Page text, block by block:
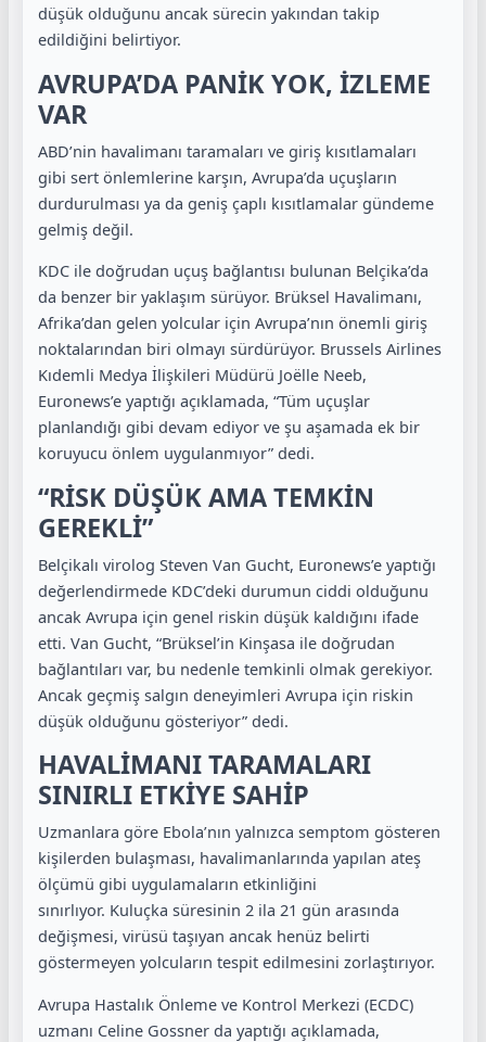
düşük olduğunu ancak sürecin yakından takip
edildiğini belirtiyor.
AVRUPA’DA PANİK YOK, İZLEME
VAR
ABD’nin havalimanı taramaları ve giriş kısıtlamaları
gibi sert önlemlerine karşın, Avrupa’da uçuşların
durdurulması ya da geniş çaplı kısıtlamalar gündeme
gelmiş değil.
KDC ile doğrudan uçuş bağlantısı bulunan Belçika’da
da benzer bir yaklaşım sürüyor. Brüksel Havalimanı,
Afrika’dan gelen yolcular için Avrupa’nın önemli giriş
noktalarından biri olmayı sürdürüyor. Brussels Airlines
Kıdemli Medya İlişkileri Müdürü Joëlle Neeb,
Euronews’e yaptığı açıklamada, “Tüm uçuşlar
planlandığı gibi devam ediyor ve şu aşamada ek bir
koruyucu önlem uygulanmıyor” dedi.
“RİSK DÜŞÜK AMA TEMKİN
GEREKLİ”
Belçikalı virolog Steven Van Gucht, Euronews’e yaptığı
değerlendirmede KDC’deki durumun ciddi olduğunu
ancak Avrupa için genel riskin düşük kaldığını ifade
etti. Van Gucht, “Brüksel’in Kinşasa ile doğrudan
bağlantıları var, bu nedenle temkinli olmak gerekiyor.
Ancak geçmiş salgın deneyimleri Avrupa için riskin
düşük olduğunu gösteriyor” dedi.
HAVALİMANI TARAMALARI
SINIRLI ETKİYE SAHİP
Uzmanlara göre Ebola’nın yalnızca semptom gösteren
kişilerden bulaşması, havalimanlarında yapılan ateş
ölçümü gibi uygulamaların etkinliğini
sınırlıyor. Kuluçka süresinin 2 ila 21 gün arasında
değişmesi, virüsü taşıyan ancak henüz belirti
göstermeyen yolcuların tespit edilmesini zorlaştırıyor.
Avrupa Hastalık Önleme ve Kontrol Merkezi (ECDC)
uzmanı Celine Gossner da yaptığı açıklamada,